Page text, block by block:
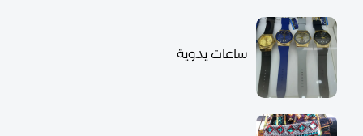
ساعات يدوية